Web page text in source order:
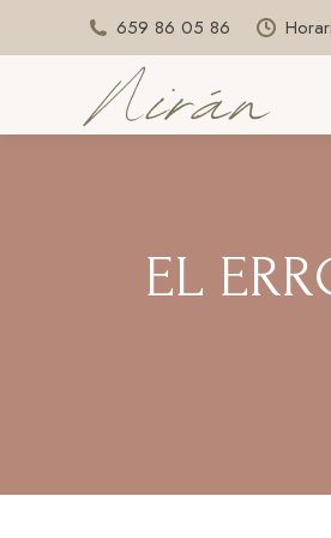
659 86 05 86
EL